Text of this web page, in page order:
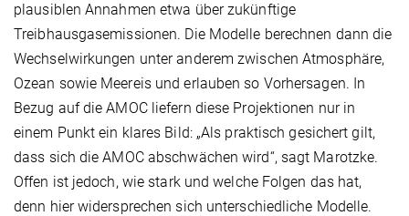
plausiblen Annahmen etwa über zukünftige
Treibhausgasemissionen. Die Modelle berechnen dann die
Wechselwirkungen unter anderem zwischen Atmosphäre,
Ozean sowie Meereis und erlauben so Vorhersagen. In
Bezug auf die AMOC liefern diese Projektionen nur in
einem Punkt ein klares Bild: „Als praktisch gesichert gilt,
dass sich die AMOC abschwächen wird“, sagt Marotzke.
Offen ist jedoch, wie stark und welche Folgen das hat,
denn hier widersprechen sich unterschiedliche Modelle.